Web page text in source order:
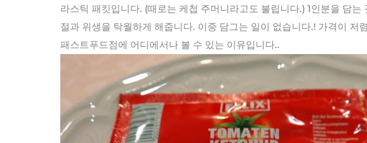
라스틱 패킷입니다. (때로는 케첩 주머니라고도 불립니다.) 1인분을 담
절과 위생을 탁월하게 해줍니다. 이중 담그는 일이 없습니다.! 가격이 저
패스트푸드점에 어디에서나 볼 수 있는 이유입니다..